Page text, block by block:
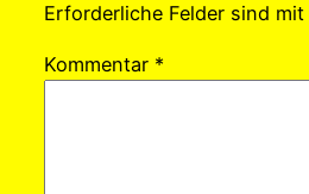
Erforderliche Felder sind mit
Kommentar *